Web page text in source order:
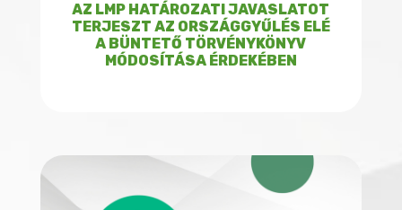
AZ LMP HATÁROZATI JAVASLATOT
TERJESZT AZ ORSZÁGGYŰLÉS ELÉ
A BÜNTETŐ TÖRVÉNYKÖNYV
MÓDOSÍTÁSA ÉRDEKÉBEN